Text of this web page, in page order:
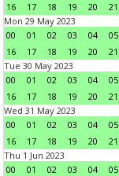
16
17 18 19 20 21
Mon 29 May 2023
00
01 02 03 04 05
16
17 18 19 20 21
Tue 30 May 2023
00
01 02 03 04 05
16
17 18 19 20 21
Wed 31 May 2023
00
01 02 03 04 05
16
17 18 19 20 21
Thu 1 Jun 2023
00
01 02 03 04 05